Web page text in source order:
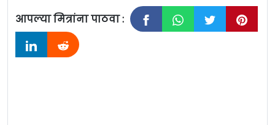
आपल्या मित्रांना पाठवा :